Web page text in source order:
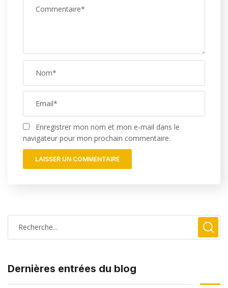
Enregistrer mon nom et mon e-mail dans le
navigateur pour mon prochain commentaire.
Dernières entrées du blog